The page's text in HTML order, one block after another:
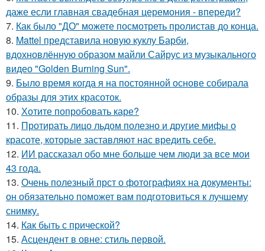
даже если главная свадебная церемония - впереди?
7. Как было "ДО" можете посмотреть пролистав до конца.
8. Mattel представила новую куклу Барби,
вдохновлённую образом майли Сайрус из музыкального
видео "Golden Burning Sun".
9. Было время когда я на постоянной основе собирала
образы для этих красоток.
10. Хотите попробовать каре?
11. Протирать лицо льдом полезно и другие мифы о
красоте, которые заставляют нас вредить себе.
12. ИИ рассказал обо мне больше чем люди за все мои
43 года.
13. Очень полезный прст о фотографиях на документы:
он обязательно поможет вам подготовиться к лучшему
снимку.
14. Как быть с прической?
15. Асцендент в овне: стиль первой.